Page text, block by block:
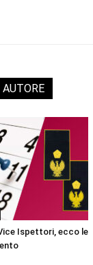
Ispettori, ecco le